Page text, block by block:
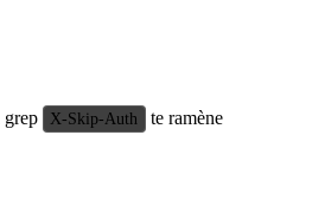
grep X-Skip-Auth
te ramène